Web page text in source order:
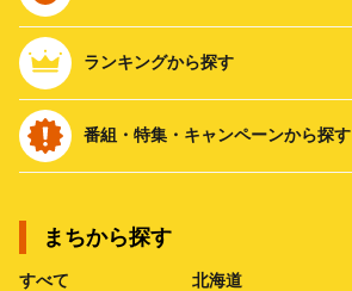
ランキングから探す
番組・特集・キャンペーンから探す
まちから探す
すべて 北海道